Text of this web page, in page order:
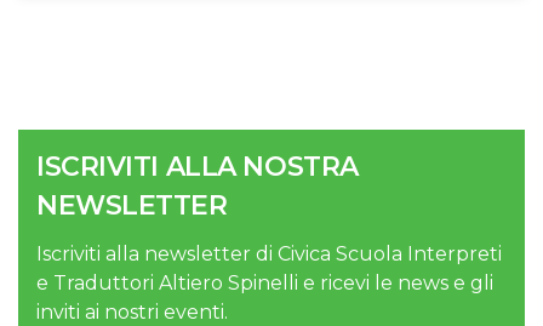
ISCRIVITI ALLA NOSTRA
NEWSLETTER
Iscriviti alla newsletter di Civica Scuola Interpreti
e Traduttori Altiero Spinelli e ricevi le news e gli
inviti ai nostri eventi.